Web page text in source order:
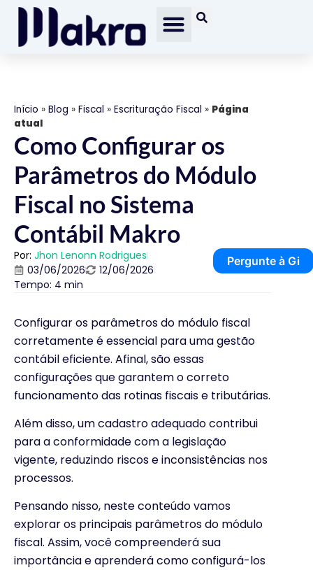
Início » Blog » Fiscal » Escrituração Fiscal » Página
atual
Como Configurar os
Parâmetros do Módulo
Fiscal no Sistema
Contábil Makro
Por: Jhon Lenonn Rodrigues
03/06/2026
12/06/2026
Tempo: 4 min
Pergunte à Gi
Configurar os parâmetros do módulo fiscal
corretamente é essencial para uma gestão
contábil eficiente. Afinal, são essas
configurações que garantem o correto
funcionamento das rotinas fiscais e tributárias.
Além disso, um cadastro adequado contribui
para a conformidade com a legislação
vigente, reduzindo riscos e inconsistências nos
processos.
Pensando nisso, neste conteúdo vamos
explorar os principais parâmetros do módulo
fiscal. Assim, você compreenderá sua
importância e aprenderá como configurá-los